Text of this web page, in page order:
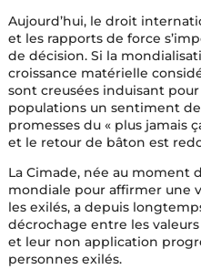
Aujourd’hui, le droit
et les rapports de force
de décision. Si la
croissance matérielle
sont creusées induisant
populations un sentiment
promesses du « plus jamais
et le retour de bâton est
La Cimade, née au moment
mondiale pour affirmer une
les exilés, a depuis
décrochage entre les
et leur non application
personnes exilés.